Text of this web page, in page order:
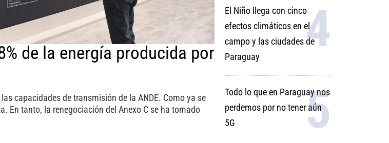
de la energía producida por
capacidades de transmisión de la ANDE. Como ya se
En tanto, la renegociación del Anexo C se ha tomado
El Niño llega con cinco
efectos climáticos en el
campo y las ciudades de
Paraguay
Todo lo que en Paraguay nos
perdemos por no tener aún
5G